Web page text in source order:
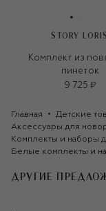
STORY LORIS
Комплект из
пинеток
9 725 ₽
Главная Детские
Аксессуары для
Комплекты и наборы
Белые комплекты и
ДРУГИЕ